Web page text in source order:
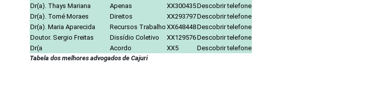
Dr(a). Thays Mariana
Apenas XX300435Descobrir telefone
Dr(a). Tomé Moraes
Direitos XX293797Descobrir telefone
Dr(a). Maria Aparecida
Recursos Trabalho XX648448Descobrir telefone
Doutor. Sergio Freitas
Dissídio Coletivo XX129576Descobrir telefone
Dr(a
Acordo XX5
Descobrir telefone
Tabela dos melhores advogados de Cajuri